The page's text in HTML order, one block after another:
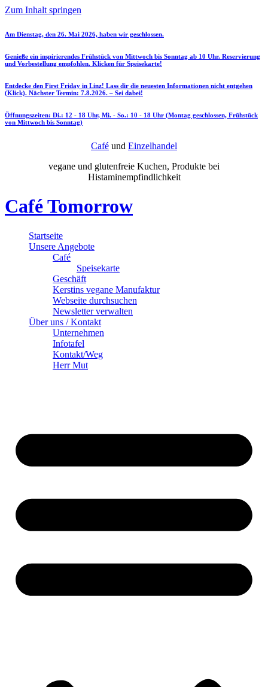
Zum Inhalt springen
Am Dienstag, den 26. Mai 2026, haben wir geschlossen.
Genieße ein inspirierendes Frühstück von Mittwoch bis Sonntag ab 10 Uhr. Reservierung
und Vorbestellung empfohlen. Klicken für Speisekarte!
Entdecke den First Friday in Linz! Lass dir die neuesten Informationen nicht entgehen
(Klick). Nächster Termin: 7.8.2026. – Sei dabei!
Öffnungszeiten: Di.: 12 - 18 Uhr, Mi. - So.: 10 - 18 Uhr (Montag geschlossen, Frühstück
von Mittwoch bis Sonntag)
Café und Einzelhandel
vegane und glutenfreie Kuchen, Produkte bei
Histaminempfindlichkeit
Café Tomorrow
Startseite
Unsere Angebote
Café
Speisekarte
Geschäft
Kerstins vegane Manufaktur
Webseite durchsuchen
Newsletter verwalten
Über uns / Kontakt
Unternehmen
Infotafel
Kontakt/Weg
Herr Mut